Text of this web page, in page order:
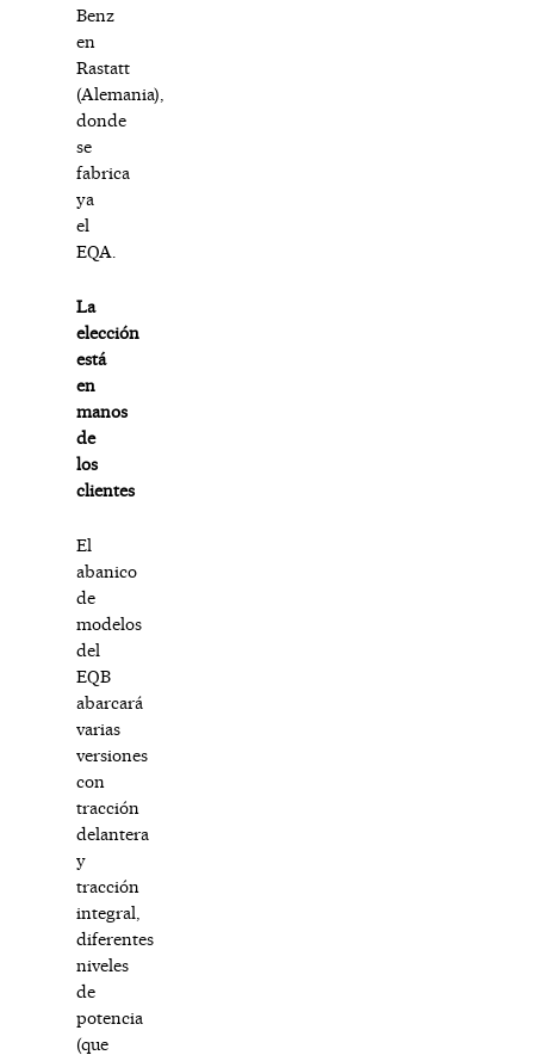
Benz
en
Rastatt
(Alemania),
donde
se
fabrica
ya
el
EQA.
La
elección
está
en
manos
de
los
clientes
El
abanico
de
modelos
del
EQB
abarcará
varias
versiones
con
tracción
delantera
y
tracción
integral,
diferentes
niveles
de
potencia
(que